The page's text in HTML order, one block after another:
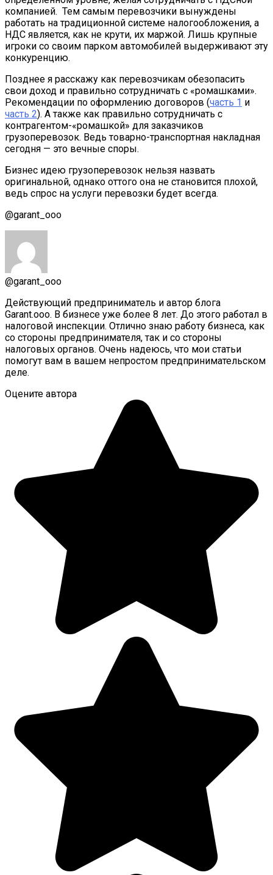
компанией. Тем самым перевозчики вынуждены
работать на традиционной системе налогообложения, а
НДС является, как не крути, их маржой. Лишь крупные
игроки со своим парком автомобилей выдерживают эту
конкуренцию.
Позднее я расскажу как перевозчикам обезопасить
свои доход и правильно сотрудничать с «ромашками».
Рекомендации по оформлению договоров (часть 1 и
часть 2). А также как правильно сотрудничать с
контрагентом-«ромашкой» для заказчиков
грузоперевозок. Ведь товарно-транспортная накладная
сегодня — это вечные споры.
Бизнес идею грузоперевозок нельзя назвать
оригинальной, однако оттого она не становится плохой,
ведь спрос на услуги перевозки будет всегда.
@garant_ooo
@garant_ooo
Действующий предприниматель и автор блога
Garant.ooo. В бизнесе уже более 8 лет. До этого работал в
налоговой инспекции. Отлично знаю работу бизнеса, как
со стороны предпринимателя, так и со стороны
налоговых органов. Очень надеюсь, что мои статьи
помогут вам в вашем непростом предпринимательском
деле.
Оцените автора